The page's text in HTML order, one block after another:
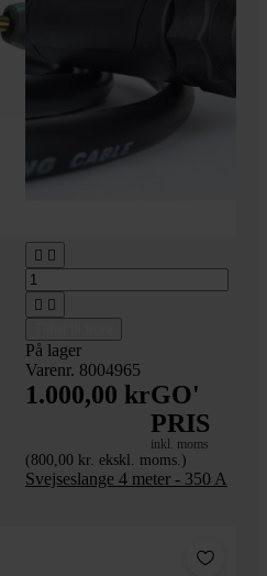
 
 
På lager
Varenr. 8004965
1.000,00 krGO'
PRIS
inkl. moms
(800,00 kr. ekskl. moms.)
Svejseslange 4 meter - 350 A